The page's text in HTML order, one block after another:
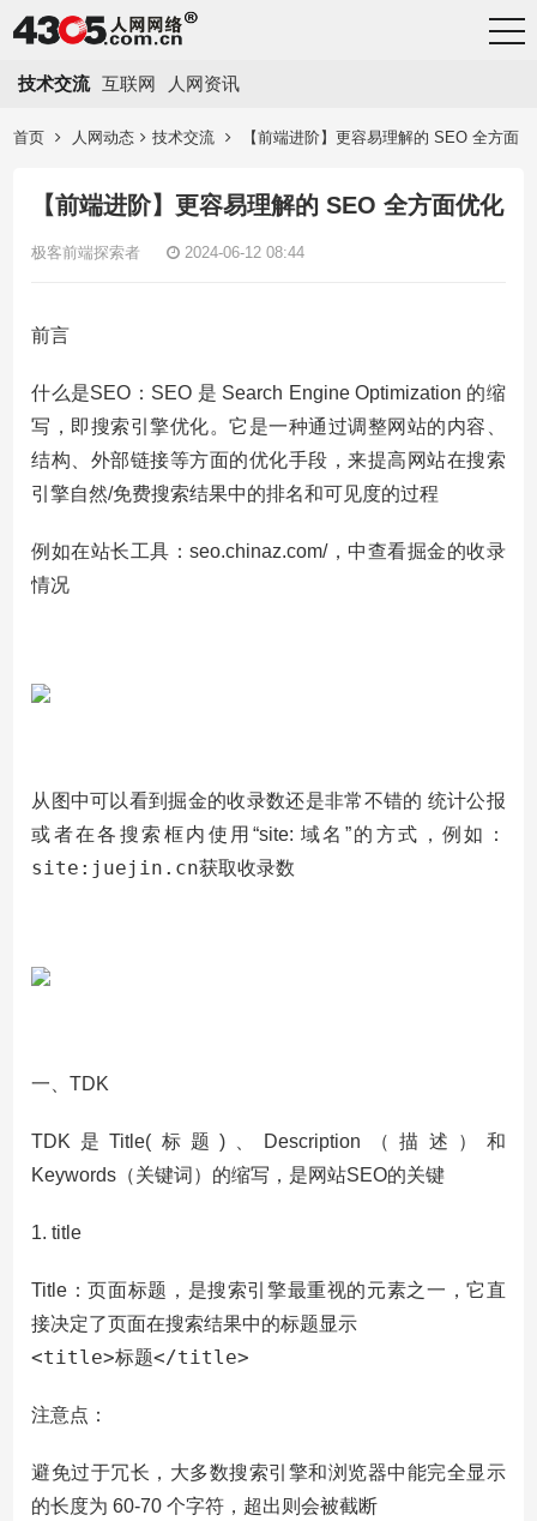
技术交流 互联网 人网资讯
首页 人网动态 技术交流
【前端进阶】更容易理解的 SEO 全方面
【前端进阶】更容易理解的 SEO 全方面优化
极客前端探索者 2024-06-12 08:44
前言
什么是SEO：SEO 是 Search Engine Optimization 的缩
写，即搜索引擎优化。它是一种通过调整网站的内容、
结构、外部链接等方面的优化手段，来提高网站在搜索
引擎自然/免费搜索结果中的排名和可见度的过程
例如在站长工具：seo.chinaz.com/，中查看掘金的收录
情况
从图中可以看到掘金的收录数还是非常不错的 统计公报
或者在各搜索框内使用“site: 域名”的方式，例如：
site:juejin.cn获取收录数
一、TDK
TDK是Title(标题)、Description（描述）和
Keywords（关键词）的缩写，是网站SEO的关键
1. title
Title：页面标题，是搜索引擎最重视的元素之一，它直
接决定了页面在搜索结果中的标题显示
<title>标题</title>
注意点：
避免过于冗长 ，大多数搜索引擎和浏览器中能完全显示
的长度为 60-70 个字符，超出则会被截断